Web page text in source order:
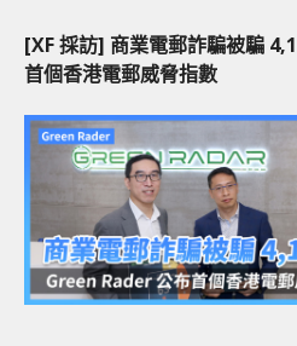
[XF 採訪] 商業電郵詐騙被騙
首個香港電郵威脅指數